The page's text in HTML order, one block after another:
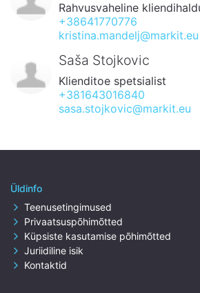
Rahvusvaheline
+38641770776
kristina.mandelj@markit.eu
Saša Stojkovic
Klienditoe spetsialist
+381643016840
sasa.stojkovic@markit.eu
Üldinfo
Teenusetingimused
Privaatsuspõhimõtted
Küpsiste kasutamise põhimõtted
Juriidiline isik
Kontaktid